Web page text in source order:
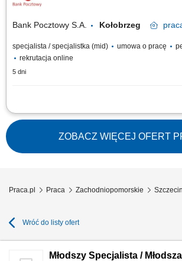
oczekiwań klientów i dopasowywanie produktów i
Bank Pocztowy S.A. Kołobrzeg
specjalista / specjalistka (mid) umowa o pracę
rekrutacja online
5 dni
Twój zakres obowiązków diagnozowanie potrzeb i
nawiązywanie i utrzymywanie relacji z Klientami,
sprzedażowych, kształtowanie pozytywnego
wysoką jakość obsługi, operacyjna obsługa Klientów
małych i średnich firm.
ZOBACZ WIĘCEJ OFERT
Praca.pl Praca Zachodniopomorskie Szczecin
Wróć do listy ofert
Młodszy Specjalista / Młodsza